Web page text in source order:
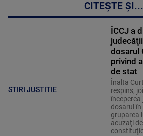
CITEȘTE ȘI...
STIRI JUSTITIE
ÎCCJ a
dosarul
privind
de stat
Înalta
respins,
începerea
dosarul în
gruparea
acuzaţi